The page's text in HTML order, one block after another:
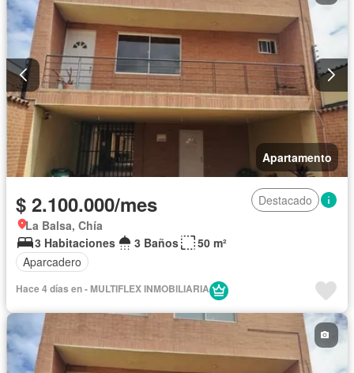
Apartamento
$ 2.100.000/mes
Destacado
La Balsa, Chía
3 Habitaciones
3 Baños
50 m²
Aparcadero
Hace 4 días en - MULTIFLEX INMOBILIARIA